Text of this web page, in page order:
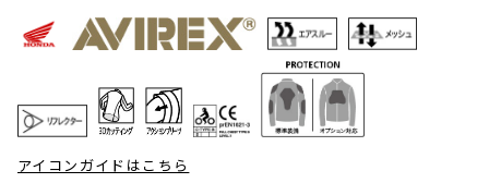
アイコンガイドはこちら